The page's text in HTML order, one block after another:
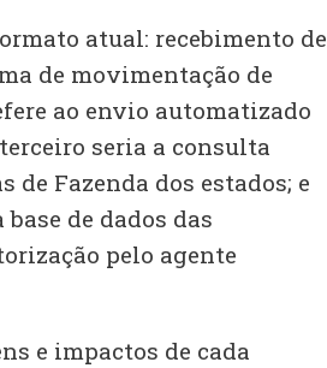
atual: recebimento de
de movimentação de
ao envio automatizado
seria a consulta
de Fazenda dos estados; e
de dados das
pelo agente
e impactos de cada